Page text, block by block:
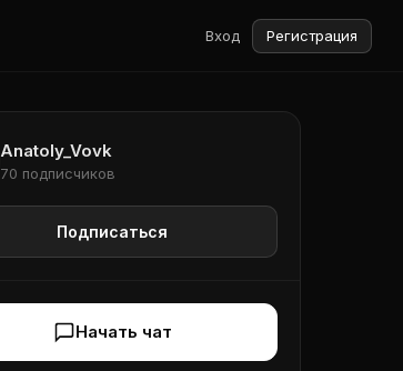
Вход Регистрация
Anatoly_Vovk
70 подписчиков
Подписаться
Начать чат